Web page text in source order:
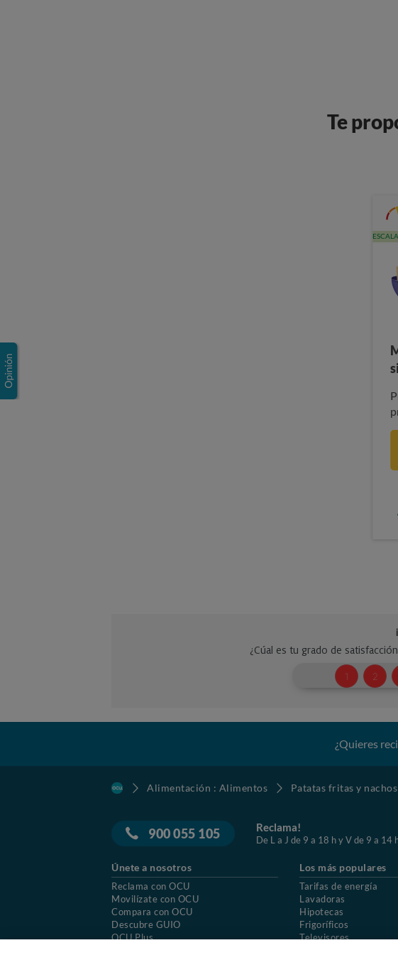
Te
¿Quieres
Alimentación : Alimentos Patatas fritas y nachos
900 055 105 Reclama!
De L a J de 9 a 18 h y V de 9 a 14
Únete a nosotros
Reclama con OCU
Movilízate con OCU
Compara con OCU
Descubre GUIO
OCU Plus
Los más populares
Tarifas de energía
Lavadoras
Hipotecas
Frigoríficos
Televisores